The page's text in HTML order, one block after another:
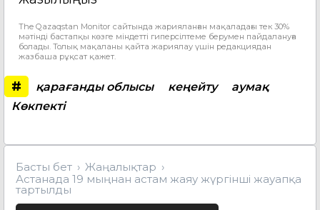
The Qazaqstan Monitor сайтында жарияланған мақаладағы тек 30%
мәтінді бастапқы көзге міндетті гиперсілтеме берумен пайдалануға
болады. Толық мақаланы қайта жариялау үшін редакциядан
жазбаша рұқсат қажет.
# қарағанды облысы кеңейту
аумақ
Көкпекті
Басты бет
Жаңалықтар
Астанада 19 мыңнан астам жаяу жүргінші жауапқа
тартылды